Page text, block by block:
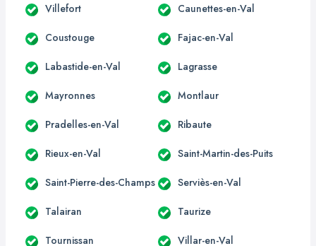
Villefort Caunettes-en-Val
Coustouge Fajac-en-Val
Labastide-en-Val Lagrasse
Mayronnes Montlaur
Pradelles-en-Val Ribaute
Rieux-en-Val Saint-Martin-des-Puits
Saint-Pierre-des-Champs Serviès-en-Val
Talairan Taurize
Tournissan Villar-en-Val